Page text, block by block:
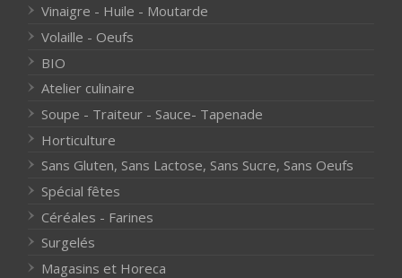
Vinaigre - Huile - Moutarde
Volaille - Oeufs
BIO
Atelier culinaire
Soupe - Traiteur - Sauce- Tapenade
Horticulture
Sans Gluten, Sans Lactose, Sans Sucre, Sans Oeufs
Spécial fêtes
Céréales - Farines
Surgelés
Magasins et Horeca